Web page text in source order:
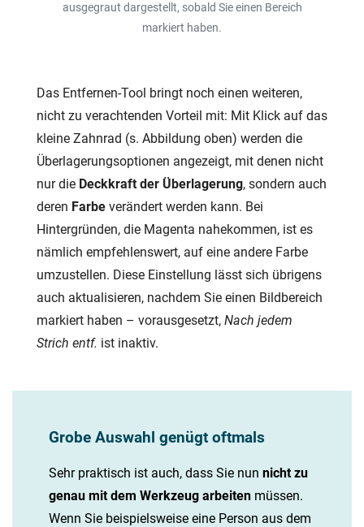
ausgegraut dargestellt, sobald Sie einen Bereich
markiert haben.
Das Entfernen-Tool bringt noch einen weiteren,
nicht zu verachtenden Vorteil mit: Mit Klick auf das
kleine Zahnrad (s. Abbildung oben) werden die
Überlagerungsoptionen angezeigt, mit denen nicht
nur die Deckkraft der Überlagerung, sondern auch
deren Farbe verändert werden kann. Bei
Hintergründen, die Magenta nahekommen, ist es
nämlich empfehlenswert, auf eine andere Farbe
umzustellen. Diese Einstellung lässt sich übrigens
auch aktualisieren, nachdem Sie einen Bildbereich
markiert haben – vorausgesetzt, Nach jedem
Strich entf. ist inaktiv.
Grobe Auswahl genügt oftmals
Sehr praktisch ist auch, dass Sie nun nicht zu
genau mit dem Werkzeug arbeiten müssen.
Wenn Sie beispielsweise eine Person aus dem